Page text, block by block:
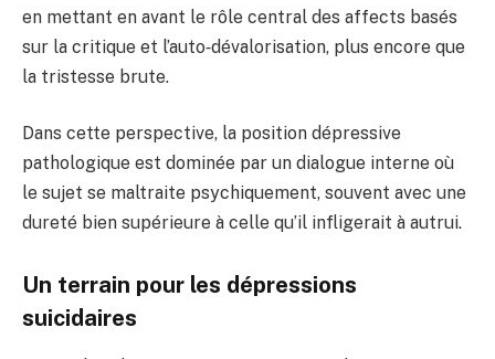
en mettant en avant le rôle central des affects basés
sur la critique et l’auto‑dévalorisation, plus encore que
la tristesse brute.
Dans cette perspective, la position dépressive
pathologique est dominée par un dialogue interne où
le sujet se maltraite psychiquement, souvent avec une
dureté bien supérieure à celle qu’il infligerait à autrui.
Un terrain pour les dépressions
suicidaires